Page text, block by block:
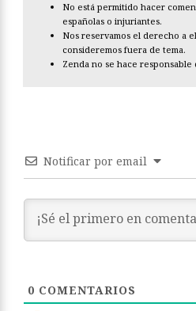
No está permitido hacer
españolas o injuriantes.
Nos reservamos el derecho a
consideremos fuera de tema.
Zenda no se hace
Notificar por email
0 COMENTARIOS